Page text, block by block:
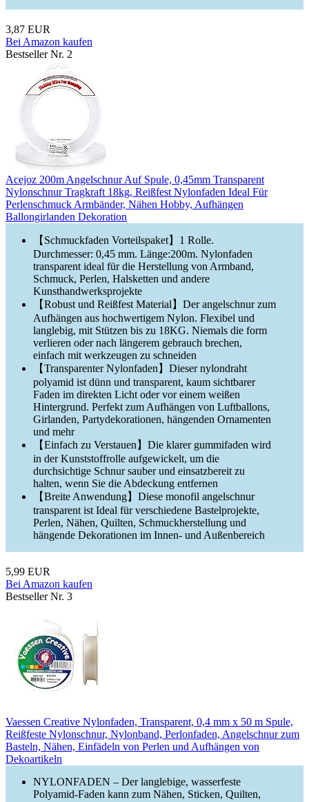
3,87 EUR
Bei Amazon kaufen
Bestseller Nr. 2
Acejoz 200m Angelschnur Auf Spule, 0,45mm Transparent
Nylonschnur Tragkraft 18kg, Reißfest Nylonfaden Ideal Für
Perlenschmuck Armbänder, Nähen Hobby, Aufhängen
Ballongirlanden Dekoration
【Schmuckfaden Vorteilspaket】1 Rolle.
Durchmesser: 0,45 mm. Länge:200m. Nylonfaden
transparent ideal für die Herstellung von Armband,
Schmuck, Perlen, Halsketten und andere
Kunsthandwerksprojekte
【Robust und Reißfest Material】Der angelschnur zum
Aufhängen aus hochwertigem Nylon. Flexibel und
langlebig, mit Stützen bis zu 18KG. Niemals die form
verlieren oder nach längerem gebrauch brechen,
einfach mit werkzeugen zu schneiden
【Transparenter Nylonfaden】Dieser nylondraht
polyamid ist dünn und transparent, kaum sichtbarer
Faden im direkten Licht oder vor einem weißen
Hintergrund. Perfekt zum Aufhängen von Luftballons,
Girlanden, Partydekorationen, hängenden Ornamenten
und mehr
【Einfach zu Verstauen】Die klarer gummifaden wird
in der Kunststoffrolle aufgewickelt, um die
durchsichtige Schnur sauber und einsatzbereit zu
halten, wenn Sie die Abdeckung entfernen
【Breite Anwendung】Diese monofil angelschnur
transparent ist Ideal für verschiedene Bastelprojekte,
Perlen, Nähen, Quilten, Schmuckherstellung und
hängende Dekorationen im Innen- und Außenbereich
5,99 EUR
Bei Amazon kaufen
Bestseller Nr. 3
Vaessen Creative Nylonfaden, Transparent, 0,4 mm x 50 m Spule,
Reißfeste Nylonschnur, Nylonband, Perlonfaden, Angelschnur zum
Basteln, Nähen, Einfädeln von Perlen und Aufhängen von
Dekoartikeln
NYLONFADEN – Der langlebige, wasserfeste
Polyamid-Faden kann zum Nähen, Sticken, Quilten,